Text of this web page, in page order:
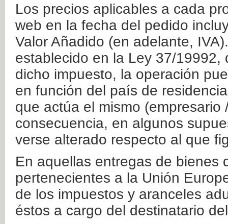
Los precios aplicables a cada
web en la fecha del pedido
Valor Añadido (en adelante,
establecido en la Ley 37/
dicho impuesto, la operación
en función del país de
que actúa el mismo
consecuencia, en algunos
verse alterado respecto al que
En aquellas entregas de bienes
pertenecientes a la Unión
de los impuestos y aranceles
éstos a cargo del destinatario